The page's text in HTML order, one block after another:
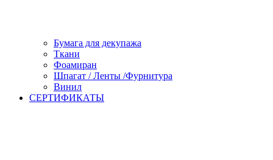
Бумага для декупажа
Ткани
Фоамиран
Шпагат / Ленты /Фурнитура
Винил
СЕРТИФИКАТЫ